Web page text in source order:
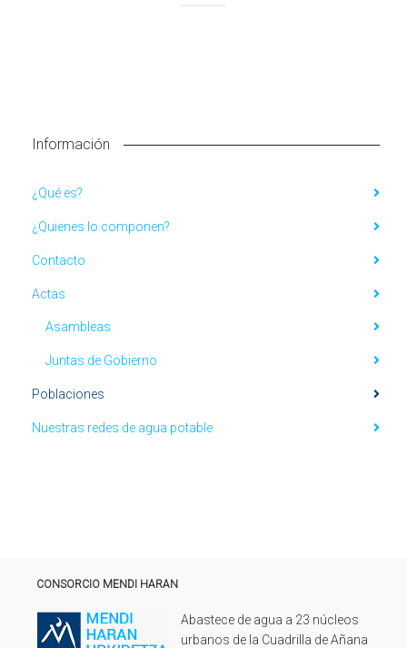
Información
¿Qué es?
¿Quienes lo componen?
Contacto
Actas
Asambleas
Juntas de Gobierno
Poblaciones
Nuestras redes de agua potable
CONSORCIO MENDI HARAN
Abastece de agua a 23 núcleos
urbanos de la Cuadrilla de Añana